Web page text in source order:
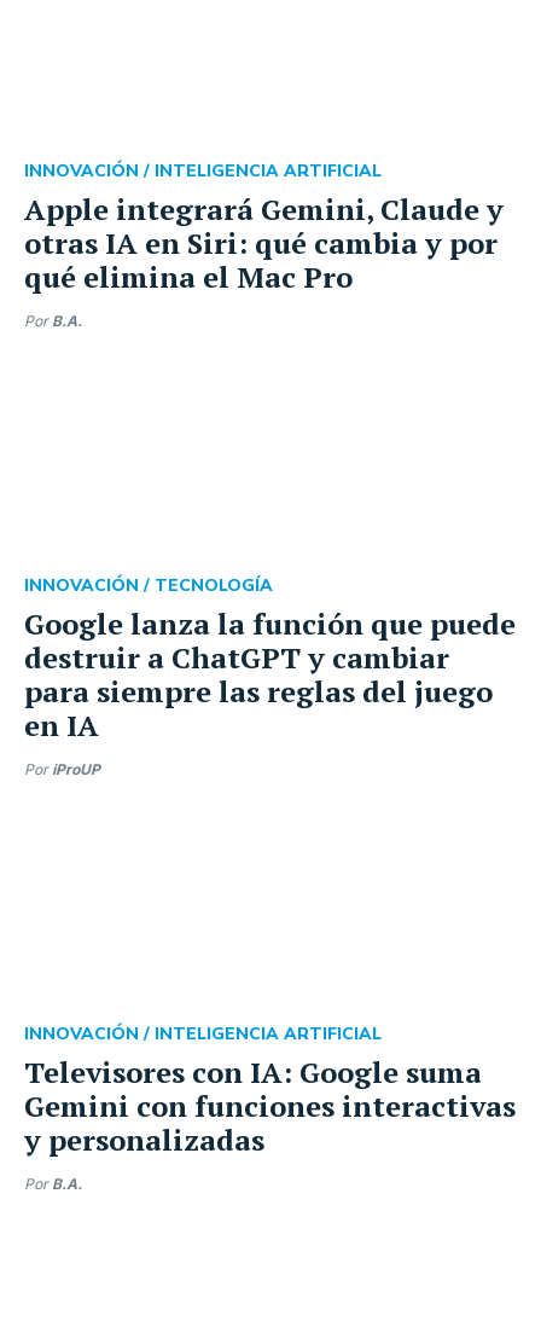
Apple integrará Gemini, Claude y
otras IA en Siri: qué cambia y por
qué elimina el Mac Pro
INNOVACIÓN / INTELIGENCIA ARTIFICIAL
Por B.A.
Google lanza la función que puede
destruir a ChatGPT y cambiar
para siempre las reglas del juego
en IA
INNOVACIÓN / TECNOLOGÍA
Por iProUP
Televisores con IA: Google suma
Gemini con funciones interactivas
y personalizadas
INNOVACIÓN / INTELIGENCIA ARTIFICIAL
Por B.A.